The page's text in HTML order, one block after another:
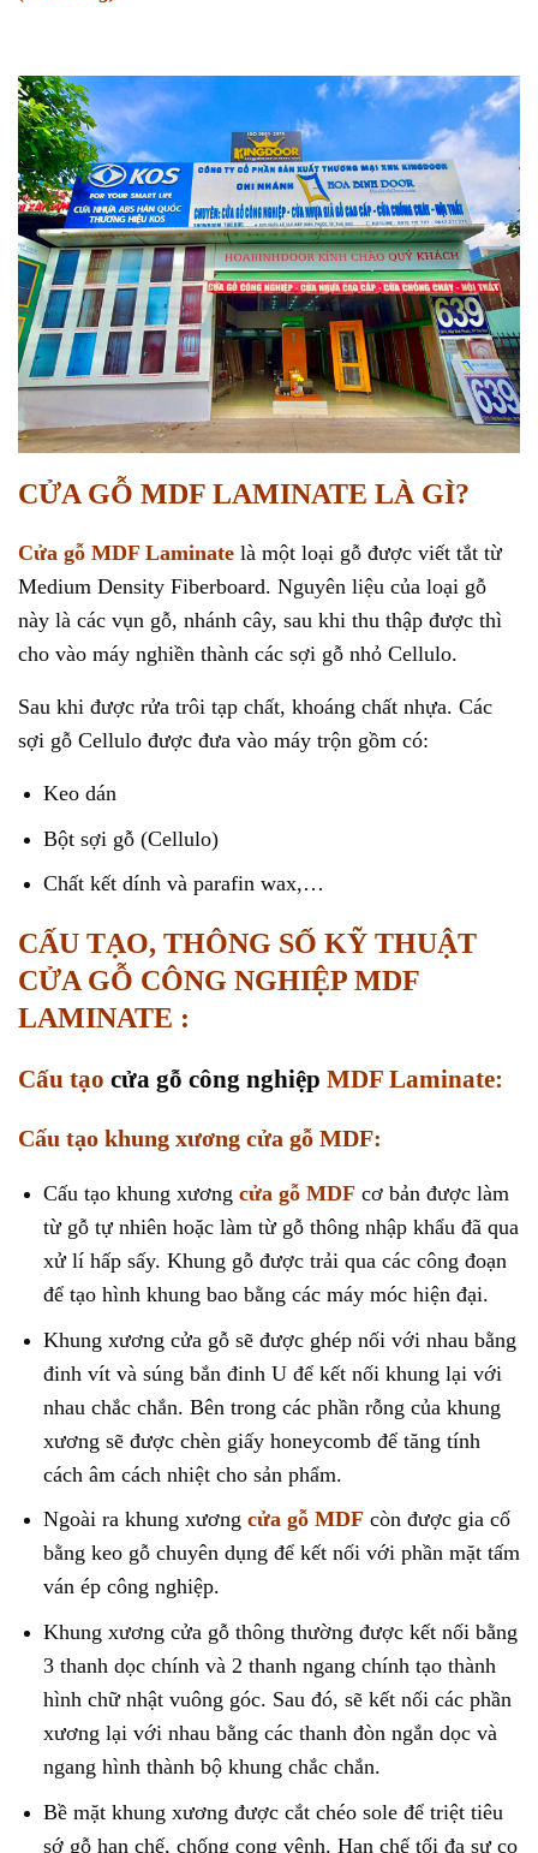
CỬA GỖ MDF LAMINATE LÀ GÌ?
Cửa gỗ MDF Laminate là một loại gỗ được viết tắt từ
Medium Density Fiberboard. Nguyên liệu của loại gỗ
này là các vụn gỗ, nhánh cây, sau khi thu thập được thì
cho vào máy nghiền thành các sợi gỗ nhỏ Cellulo.
Sau khi được rửa trôi tạp chất, khoáng chất nhựa. Các
sợi gỗ Cellulo được đưa vào máy trộn gồm có:
Keo dán
Bột sợi gỗ (Cellulo)
Chất kết dính và parafin wax,…
CẤU TẠO, THÔNG SỐ KỸ THUẬT
CỬA GỖ CÔNG NGHIỆP MDF
LAMINATE :
Cấu tạo cửa gỗ công nghiệp MDF Laminate:
Cấu tạo khung xương cửa gỗ MDF:
Cấu tạo khung xương cửa gỗ MDFcơ bản được làm
từ gỗ tự nhiên hoặc làm từ gỗ thông nhập khẩu đã qua
xử lí hấp sấy. Khung gỗ được trải qua các công đoạn
để tạo hình khung bao bằng các máy móc hiện đại.
Khung xương cửa gỗ sẽ được ghép nối với nhau bằng
đinh vít và súng bắn đinh U để kết nối khung lại với
nhau chắc chắn. Bên trong các phần rỗng của khung
xương sẽ được chèn giấy honeycomb để tăng tính
cách âm cách nhiệt cho sản phẩm.
Ngoài ra khung xương cửa gỗ MDF còn được gia cố
bằng keo gỗ chuyên dụng để kết nối với phần mặt tấm
ván ép công nghiệp.
Khung xương cửa gỗ thông thường được kết nối bằng
3 thanh dọc chính và 2 thanh ngang chính tạo thành
hình chữ nhật vuông góc. Sau đó, sẽ kết nối các phần
xương lại với nhau bằng các thanh đòn ngắn dọc và
ngang hình thành bộ khung chắc chắn.
Bề mặt khung xương được cắt chéo sole để triệt tiêu
sớ gỗ hạn chế, chống cong vênh. Hạn chế tối đa sự co